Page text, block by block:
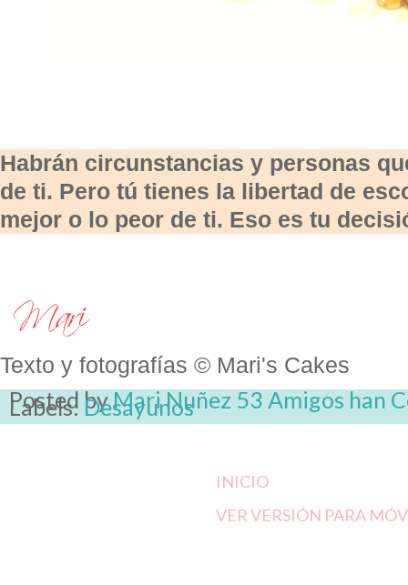
Habrán circunstancias y personas
de ti. Pero tú tienes la libertad de
mejor o lo peor de ti. Eso es tu
Texto y fotografías © Mari's Cakes
Posted byMari Nuñez 53 Amigos han
Labels: Desayunos
INICIO
VER VERSIÓN PARA